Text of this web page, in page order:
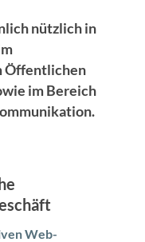
nützlich in
Öffentlichen
im Bereich
Web-